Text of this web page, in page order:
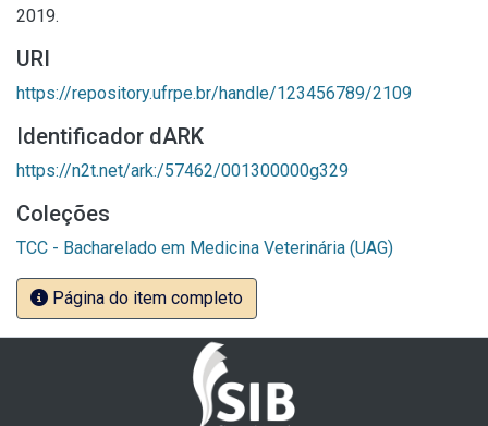
2019.
URI
https://repository.ufrpe.br/handle/123456789/2109
Identificador dARK
https://n2t.net/ark:/57462/001300000g329
Coleções
TCC - Bacharelado em Medicina Veterinária (UAG)
Página do item completo